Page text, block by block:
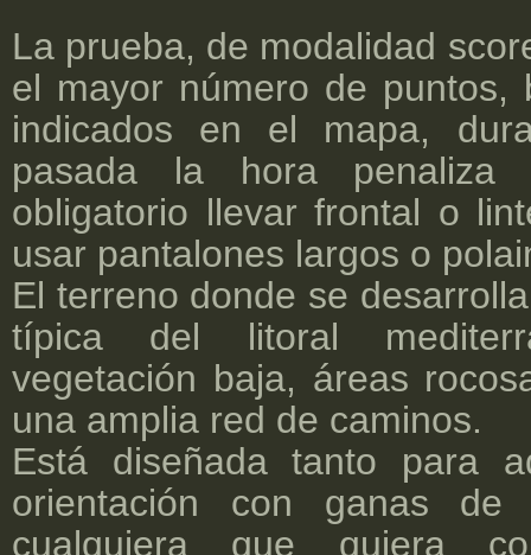
La prueba, de modalidad
el mayor número de puntos,
indicados en el mapa,
pasada la hora penaliza
obligatorio llevar frontal o
usar pantalones largos o
El terreno donde se
típica del litoral
vegetación baja, áreas
una amplia red de caminos.
Está diseñada tanto para
orientación con ganas de
cualquiera que quiera